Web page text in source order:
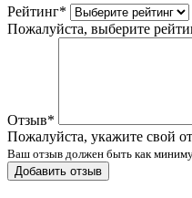
Рейтинг*
Пожалуйста, выберите
Отзыв*
Пожалуйста, укажите свой
Ваш отзыв должен быть как
Добавить отзыв